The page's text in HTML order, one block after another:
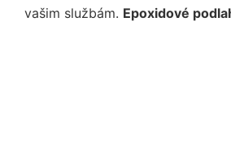
vašim službám. Epoxidové